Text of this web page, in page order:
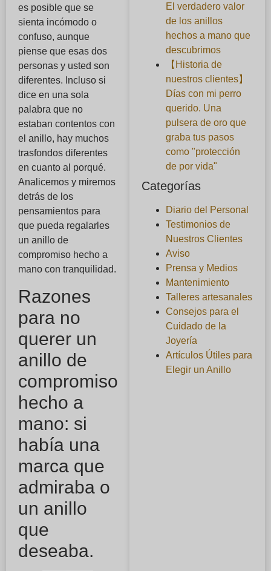
es posible que se
sienta incómodo o
confuso, aunque
piense que esas dos
personas y usted son
diferentes. Incluso si
dice en una sola
palabra que no
estaban contentos con
el anillo, hay muchos
trasfondos diferentes
en cuanto al porqué.
Analicemos y miremos
detrás de los
pensamientos para
que pueda regalarles
un anillo de
compromiso hecho a
mano con tranquilidad.
Razones
para no
querer un
anillo de
compromiso
hecho a
mano: si
había una
marca que
admiraba o
un anillo
que
deseaba.
El verdadero valor
de los anillos
hechos a mano que
descubrimos
【Historia de
nuestros clientes】
Días con mi perro
querido. Una
pulsera de oro que
graba tus pasos
como "protección
de por vida"
Categorías
Diario del Personal
Testimonios de
Nuestros Clientes
Aviso
Prensa y Medios
Mantenimiento
Talleres artesanales
Consejos para el
Cuidado de la
Joyería
Artículos Útiles para
Elegir un Anillo